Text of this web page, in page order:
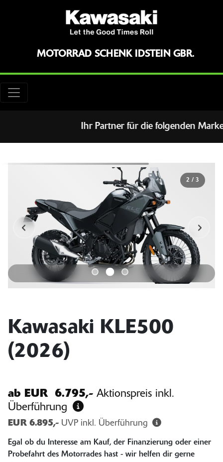
MOTORRAD SCHENK IDSTEIN GBR.
Ihr Partner für die folgenden
2 / 3
Kawasaki KLE500
(2026)
ab EUR 6.795,- Aktionspreis inkl.
Überführung
EUR 6.895,-UVP inkl. Überführung
Egal ob du Interesse am Kauf, der Finanzierung oder einer
Probefahrt des Motorrades hast - wir helfen dir gerne